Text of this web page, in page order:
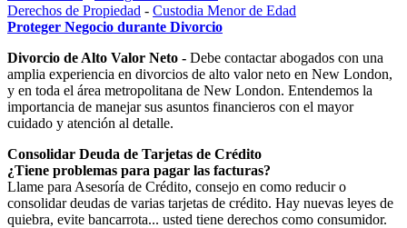
Derechos de Propiedad - Custodia Menor de Edad
Proteger Negocio durante Divorcio
Divorcio de Alto Valor Neto - Debe contactar abogados con una
amplia experiencia en divorcios de alto valor neto en New London,
y en toda el área metropolitana de New London. Entendemos la
importancia de manejar sus asuntos financieros con el mayor
cuidado y atención al detalle.
Consolidar Deuda de Tarjetas de Crédito
¿Tiene problemas para pagar las facturas?
Llame para Asesoría de Crédito, consejo en como reducir o
consolidar deudas de varias tarjetas de crédito. Hay nuevas leyes de
quiebra, evite bancarrota... usted tiene derechos como consumidor.